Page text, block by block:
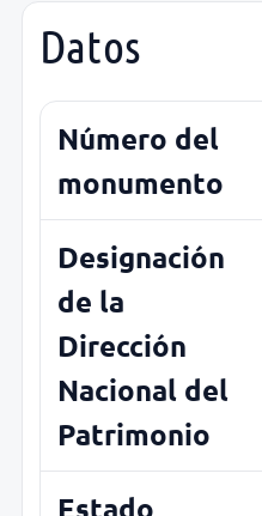
Datos
Número del
monumento
Designación
de la
Dirección
Nacional del
Patrimonio